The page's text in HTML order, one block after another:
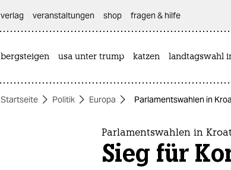
themen
verlag
veranstaltungen shop fragen & hilfe
bergsteigen usa unter trump katzen landtagswahl
Startseite Politik Europa Parlamentswahlen in
Parlamentswahlen in
Sieg für